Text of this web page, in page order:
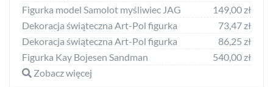
Figurka model Samolot myśliwiec JAG
149,00 zł
Dekoracja świąteczna Art-Pol figurka
73,47 zł
Dekoracja świąteczna Art-Pol figurka
86,25 zł
Figurka Kay Bojesen Sandman
540,00 zł
Zobacz więcej